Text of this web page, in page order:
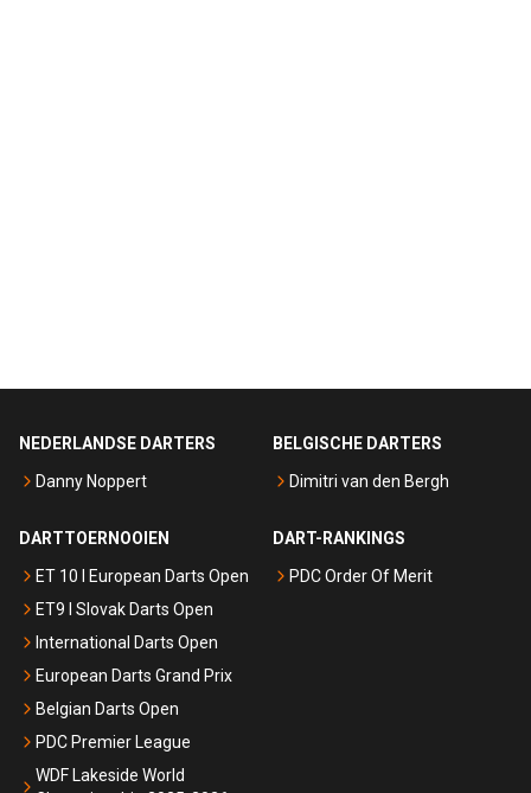
NEDERLANDSE DARTERS
Danny Noppert
BELGISCHE DARTERS
Dimitri van den Bergh
DARTTOERNOOIEN
ET 10 I European Darts Open
ET9 I Slovak Darts Open
International Darts Open
European Darts Grand Prix
Belgian Darts Open
PDC Premier League
WDF Lakeside World
DART-RANKINGS
PDC Order Of Merit